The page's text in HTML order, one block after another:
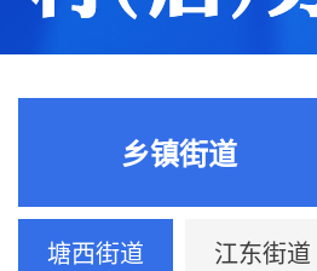
乡镇街道
塘西街道 江东街道